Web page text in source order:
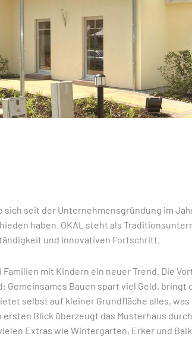
sich seit der Unternehmensgründung im
haben. OKAL steht als
und innovativen Fortschritt.
mit Kindern ein neuer Trend. Die
Gemeinsames Bauen spart viel Geld, bringt
selbst auf kleiner Grundfläche alles, was
ersten Blick überzeugt das Musterhaus
Extras wie Wintergarten, Erker und